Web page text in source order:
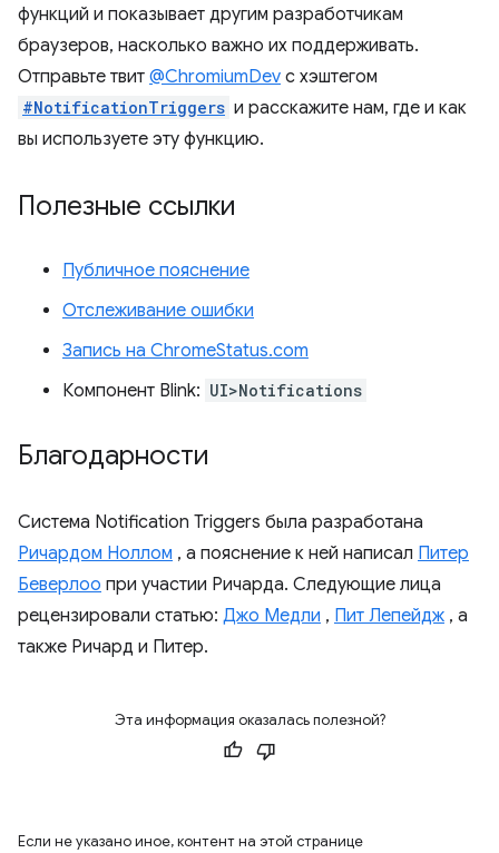
функций и показывает другим разработчикам
браузеров, насколько важно их поддерживать.
Отправьте твит @ChromiumDev с хэштегом
#NotificationTriggers и расскажите нам, где и как
вы используете эту функцию.
Полезные ссылки
Публичное пояснение
Отслеживание ошибки
Запись на ChromeStatus.com
Компонент Blink: UI>Notifications
Благодарности
Система Notification Triggers была разработана
Ричардом Ноллом , а пояснение к ней написал Питер
Беверлоо при участии Ричарда. Следующие лица
рецензировали статью: Джо Медли , Пит Лепейдж , а
также Ричард и Питер.
Эта информация оказалась полезной?
Если не указано иное, контент на этой странице